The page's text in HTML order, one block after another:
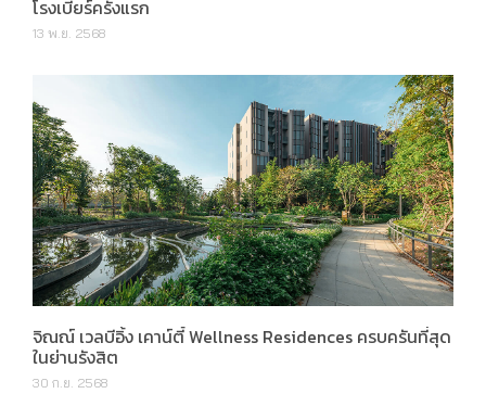
โรงเบียร์ครั้งแรก
13 พ.ย. 2568
จิณณ์ เวลบีอิ้ง เคาน์ตี้ Wellness Residences ครบครันที่สุด
ในย่านรังสิต
30 ก.ย. 2568